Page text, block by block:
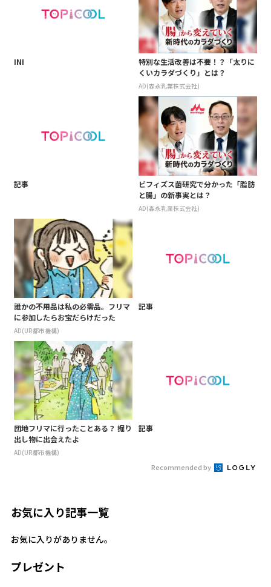
INI
特別な生活改善は不要！？「太りに
くいカラダづくり」とは？
AD(森永乳業株式会社)
記事
ビフィズス菌研究で分かった「脂肪
と腸」の新事実とは？
AD(森永乳業株式会社)
誰かの不用品は私の必需品。フリマ
に参加したらお宝だらけだった
AD(UR都市機構)
記事
団地フリマに行ったことある？ 掘り
出し物に出会えたよ
AD(UR都市機構)
記事
Recommended by
お気に入り記事一覧
お気に入りがありません。
プレゼント